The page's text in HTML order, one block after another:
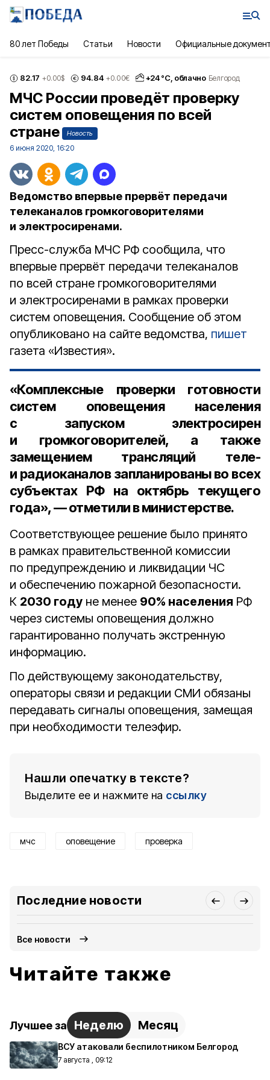
80 лет Победы Статьи Новости Официальные
82.17 +0.00$ 94.84 +0.00€ +24°С, облачно Белгород
МЧС России проведёт проверку
систем оповещения по всей
стране
Новость
6 июня 2020, 16:20
Ведомство впервые прервёт передачи
телеканалов громкоговорителями
и электросиренами.
Пресс-служба МЧС РФ сообщила, что
впервые прервёт передачи телеканалов
по всей стране громкоговорителями
и электросиренами в рамках проверки
систем оповещения. Сообщение об этом
опубликовано на сайте ведомства, пишет
газета «Известия».
«Комплексные проверки готовности
систем оповещения населения
с запуском электросирен
и громкоговорителей, а также
замещением трансляций теле-
и радиоканалов запланированы во всех
субъектах РФ на октябрь текущего
года», — отметили в министерстве.
Соответствующее решение было принято
в рамках правительственной комиссии
по предупреждению и ликвидации ЧС
и обеспечению пожарной безопасности.
К 2030 году не менее 90% населения РФ
через системы оповещения должно
гарантированно получать экстренную
информацию.
По действующему законодательству,
операторы связи и редакции СМИ обязаны
передавать сигналы оповещения, замещая
при необходимости телеэфир.
Нашли опечатку в тексте?
Выделите ее и нажмите на ссылку
мчс оповещение проверка
Последние новости
Все новости
Читайте также
Лучшее за Неделю Месяц
ВСУ атаковали беспилотником Белгород
7 августа , 09:12